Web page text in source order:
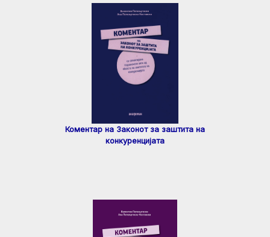
Коментар на Законот за заштита на
конкуренцијата